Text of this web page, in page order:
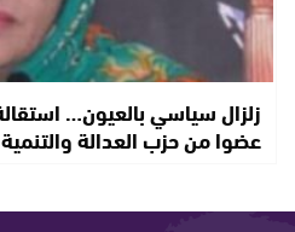
عضوا من حزب العدالة والتنمية